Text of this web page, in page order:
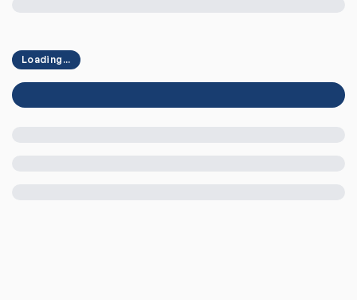
Loading...